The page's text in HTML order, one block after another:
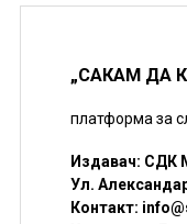
„САКАМ ДА
платформа за
Издавач:
Ул.
Контакт: